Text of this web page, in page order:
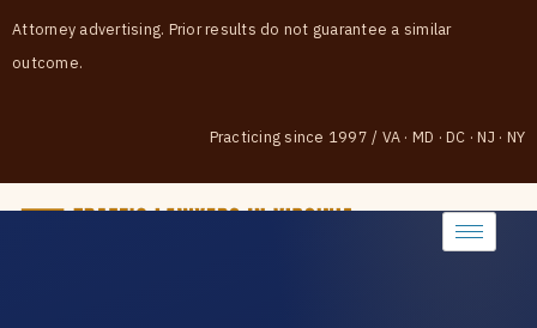
Attorney advertising. Prior results do not guarantee a similar
outcome.
Practicing since 1997 / VA · MD · DC · NJ · NY